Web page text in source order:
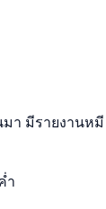
มีรายงาน
ำ